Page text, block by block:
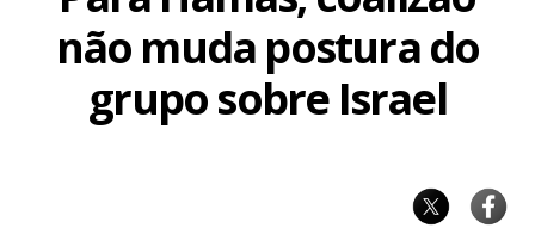
não muda postura do
grupo sobre Israel